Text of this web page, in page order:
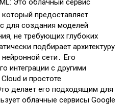
Это облачный сервис
который предоставляет
для создания моделей
не требующих глубоких
подбирает архитектуру
сети․ Его
интеграции с другими
и простоте
делает его подходящим для
облачные сервисы Google